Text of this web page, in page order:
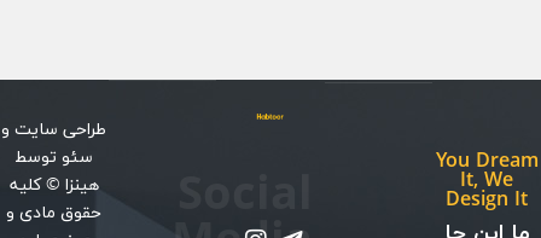
You Dream
It, We
Design It
طراحی سایتو
سئوتوسط
هینزا © کلیه
حقوق مادی و